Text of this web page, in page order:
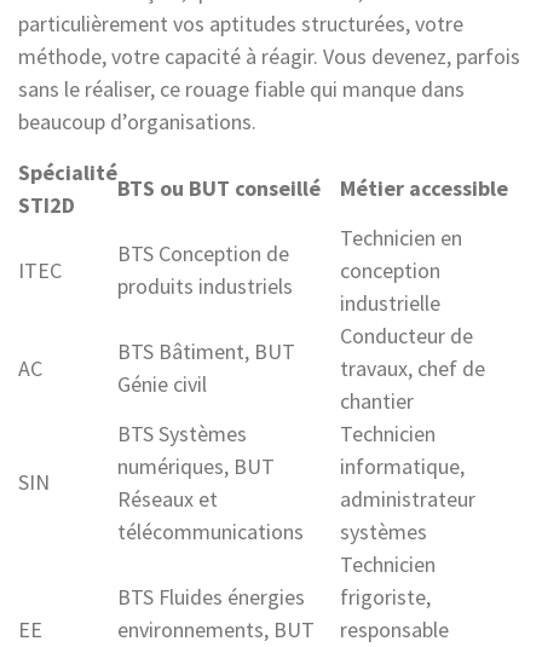
particulièrement vos aptitudes structurées, votre
méthode, votre capacité à réagir. Vous devenez, parfois
sans le réaliser, ce rouage fiable qui manque dans
beaucoup d’organisations.
Spécialité
STI2D
BTS ou BUT conseillé Métier accessible
ITEC
BTS Conception de
produits industriels
Technicien en
conception
industrielle
AC
BTS Bâtiment, BUT
Génie civil
Conducteur de
travaux, chef de
chantier
SIN
BTS Systèmes
numériques, BUT
Réseaux et
télécommunications
Technicien
informatique,
administrateur
systèmes
EE
BTS Fluides énergies
environnements, BUT
Technicien
frigoriste,
responsable